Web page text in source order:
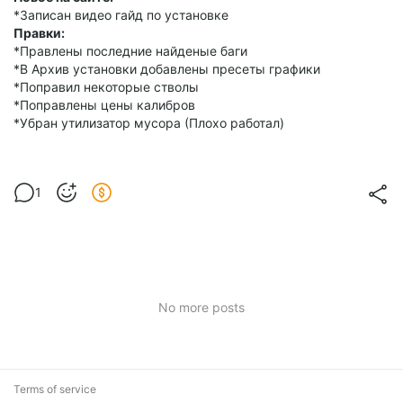
*Записан видео гайд по установке
Правки:
*Правлены последние найденые баги
*В Архив установки добавлены пресеты графики
*Поправил некоторые стволы
*Поправлены цены калибров
*Убран утилизатор мусора (Плохо работал)
1
No more posts
Terms of service